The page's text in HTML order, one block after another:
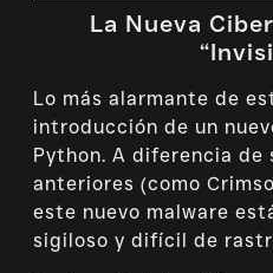
La Nueva
Lo más alarmante de
introducción de un
Python. A diferencia de
anteriores (como
este nuevo malware
sigiloso y difícil de